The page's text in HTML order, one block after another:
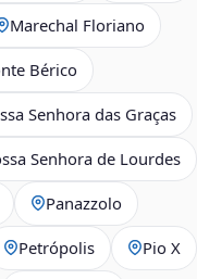
Marechal Floriano
Bérico
Senhora das Graças
Senhora de Lourdes
Panazzolo
Petrópolis Pio X